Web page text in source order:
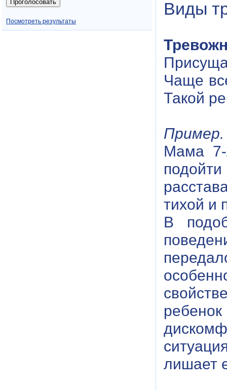
Виды
Чаще
Такой
Пример.
Мама 7-
тихой и
В
лишает
Посмотреть результаты